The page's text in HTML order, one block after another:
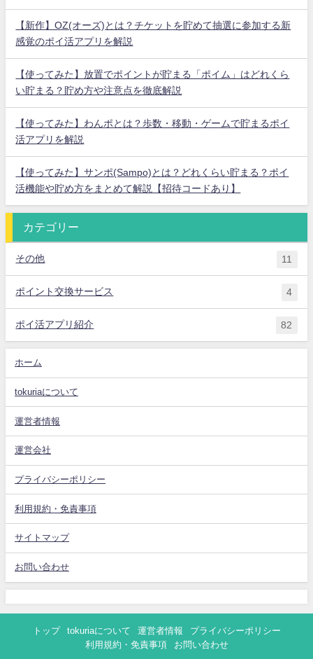
【新作】OZ(オーズ)とは？チケットを貯めて抽選に参加する新
感覚のポイ活アプリを解説
【使ってみた】放置でポイントが貯まる「ポイム」はどれくら
い貯まる？貯め方や注意点を徹底解説
【使ってみた】わんポとは？歩数・移動・ゲームで貯まるポイ
活アプリを解説
【使ってみた】サンポ(Sampo)とは？どれくらい貯まる？ポイ
活機能や貯め方をまとめて解説【招待コードあり】
カテゴリー
その他 11
ポイント交換サービス 4
ポイ活アプリ紹介 82
ホーム
tokuriaについて
運営者情報
運営会社
プライバシーポリシー
利用規約・免責事項
サイトマップ
お問い合わせ
トップ tokuriaについて 運営者情報
プライバシーポリシー
利用規約・免責事項
お問い合わせ